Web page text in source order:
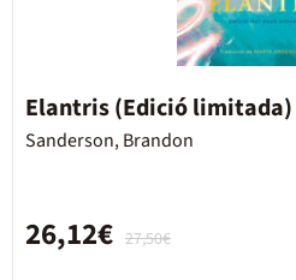
Elantris (Edició limitada)
Sanderson, Brandon
27,50€
26,12€